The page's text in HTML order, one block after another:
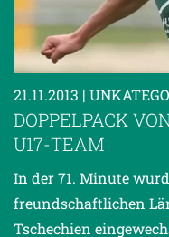
21.11.2013 |
DOPPELPACK
U17-TEAM
In der 71. Minute
freundschaftlichen
Tschechien